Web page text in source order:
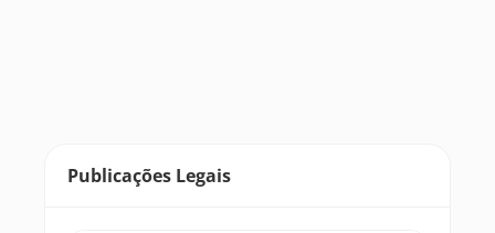
Publicações Legais